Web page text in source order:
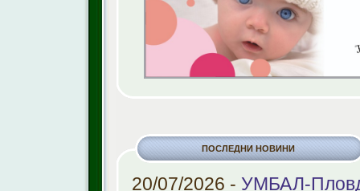
ПОСЛЕДНИ НОВИНИ
20/07/2026 - УМБАЛ-